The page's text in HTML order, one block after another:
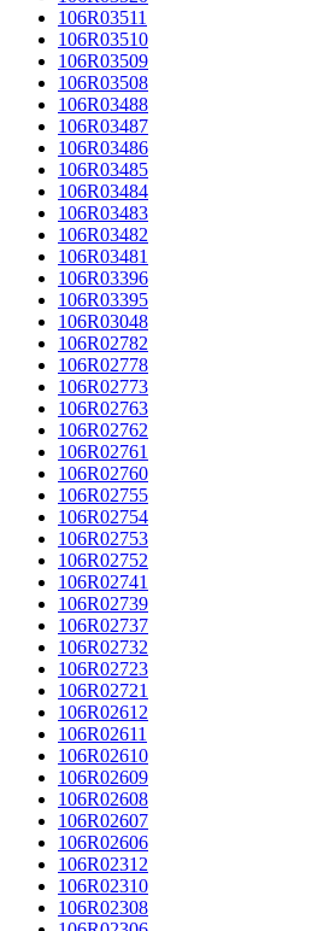
106R03511
106R03510
106R03509
106R03508
106R03488
106R03487
106R03486
106R03485
106R03484
106R03483
106R03482
106R03481
106R03396
106R03395
106R03048
106R02782
106R02778
106R02773
106R02763
106R02762
106R02761
106R02760
106R02755
106R02754
106R02753
106R02752
106R02741
106R02739
106R02737
106R02732
106R02723
106R02721
106R02612
106R02611
106R02610
106R02609
106R02608
106R02607
106R02606
106R02312
106R02310
106R02308